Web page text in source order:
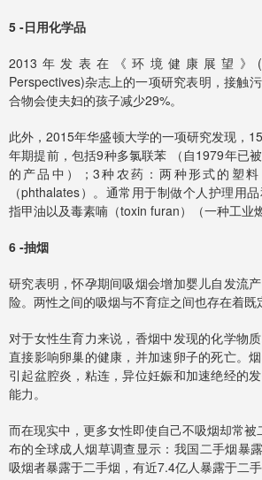
5 -日用化学品
2013年发表在《环境健康展望》
Perspectives)杂志上的一项研究表明，接触
合物会使夫妇的孩子减少29%。
此外，2015年华盛顿大学的一项研究发现，
年期提前，包括9种多氯联苯 （自1979年已
的产品中）；3种农药：两种形式的塑
（phthalates）。通常用于制做个人护理用
指甲油以及毒素喃（toxin furan）（一种工业
6 -抽烟
研究表明，怀孕期间吸烟会增加婴儿自发流
险。两性之间的吸烟与不育症之间也存在着既
对于女性生育力来说，香烟中发现的化学物
直接影响卵巢的健康，并加速卵子的死亡。
引起盆腔炎，粘连，异位妊娠和加速绝经的
能力。
而在现实中，更多女性即使自己不吸烟却常
布的全球成人烟草调查显示：我国二手烟暴
吸烟者暴露于二手烟，有近7.4亿人暴露于二手